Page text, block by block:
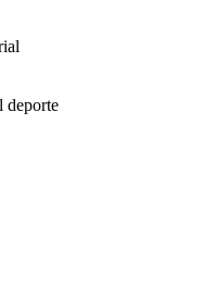
deporte